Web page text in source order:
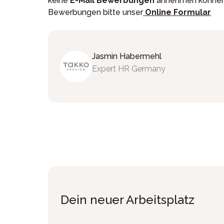
Bewerbungen bitte unser Online Formular
Jasmin Habermehl
Expert HR Germany
Dein neuer Arbeitsplatz